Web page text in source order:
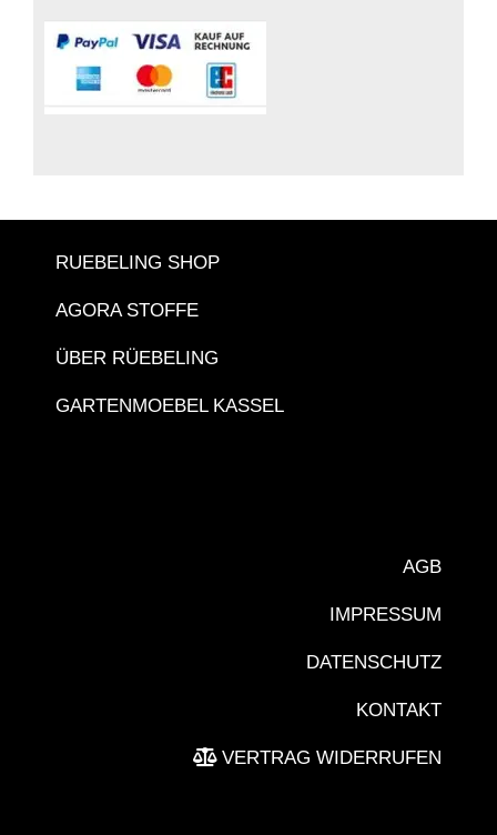
RUEBELING SHOP
AGORA STOFFE
ÜBER RÜEBELING
GARTENMOEBEL KASSEL
AGB
IMPRESSUM
DATENSCHUTZ
KONTAKT
VERTRAG WIDERRUFEN